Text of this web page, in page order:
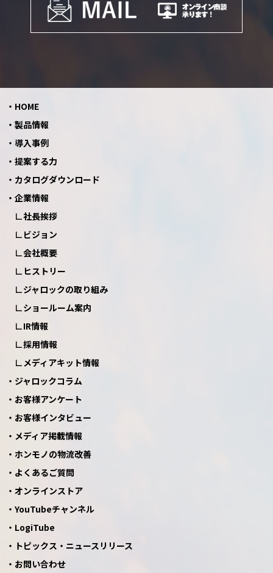
HOME
製品情報
導入事例
提案する力
カタログダウンロード
企業情報
社長挨拶
ビジョン
会社概要
ヒストリー
ジャロックの取り組み
ショールーム案内
IR情報
採用情報
メディアキット情報
ジャロックコラム
お客様アンケート
お客様インタビュー
メディア掲載情報
ホンモノの物流改善
よくあるご質問
オンラインストア
YouTubeチャンネル
LogiTube
トピックス・ニュースリリース
お問い合わせ